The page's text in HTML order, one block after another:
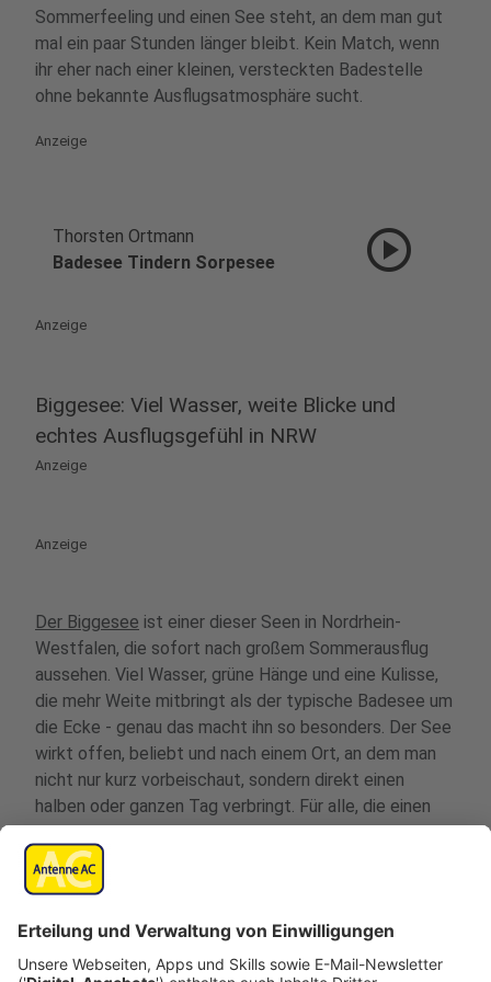
Sommerfeeling und einen See steht, an dem man gut
mal ein paar Stunden länger bleibt. Kein Match, wenn
ihr eher nach einer kleinen, versteckten Badestelle
ohne bekannte Ausflugsatmosphäre sucht.
Anzeige
Thorsten Ortmann
Badesee Tindern Sorpesee
play_circle
Anzeige
Biggesee: Viel Wasser, weite Blicke und
echtes Ausflugsgefühl in NRW
Anzeige
Anzeige
Der Biggesee ist einer dieser Seen in Nordrhein-
Westfalen, die sofort nach großem Sommerausflug
aussehen. Viel Wasser, grüne Hänge und eine Kulisse,
die mehr Weite mitbringt als der typische Badesee um
die Ecke - genau das macht ihn so besonders. Der See
wirkt offen, beliebt und nach einem Ort, an dem man
nicht nur kurz vorbeischaut, sondern direkt einen
halben oder ganzen Tag verbringt. Für alle, die einen
schönen See in NRW suchen, der Natur, Panorama und
klassisches Ausflugsgefühl zusammenbringt, ist der
Biggesee deshalb definitiv eine der spannendsten
Match, wenn ihr große Seen, weite Blicke und das